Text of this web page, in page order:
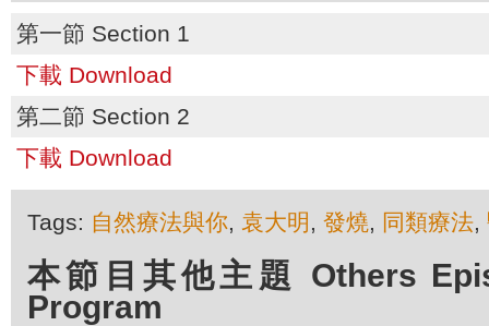
第一節 Section 1
下載 Download
第二節 Section 2
下載 Download
Tags: 自然療法與你, 袁大明 , 發燒, 同類療法,
本節目其他主題 Others
Program